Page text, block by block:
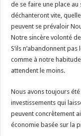
de se faire une place au
déchanteront vite,
peuvent se prévaloir
Notre sincère volonté
S’ils n’abandonnent
comme à notre
attendent le moins.
Nous avons toujours
investissements qui
peuvent concrètement
économie basée sur la